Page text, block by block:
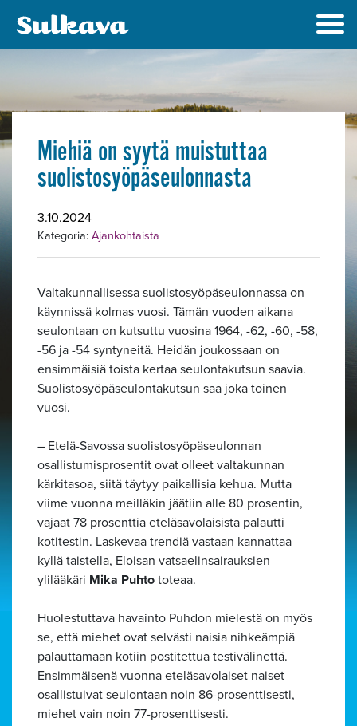
Miehiä on syytä muistuttaa
suolistosyöpäseulonnasta
3.10.2024
Kategoria:Ajankohtaista
Valtakunnallisessa suolistosyöpäseulonnassa on
käynnissä kolmas vuosi. Tämän vuoden aikana
seulontaan on kutsuttu vuosina 1964, -62, -60, -58,
-56 ja -54 syntyneitä. Heidän joukossaan on
ensimmäisiä toista kertaa seulontakutsun saavia.
Suolistosyöpäseulontakutsun saa joka toinen
vuosi.
– Etelä-Savossa suolistosyöpäseulonnan
osallistumisprosentit ovat olleet valtakunnan
kärkitasoa, siitä täytyy paikallisia kehua. Mutta
viime vuonna meilläkin jäätiin alle 80 prosentin,
vajaat 78 prosenttia eteläsavolaisista palautti
kotitestin. Laskevaa trendiä vastaan kannattaa
kyllä taistella, Eloisan vatsaelinsairauksien
ylilääkäri Mika Puhtototeaa.
Huolestuttava havainto Puhdon mielestä on myös
se, että miehet ovat selvästi naisia nihkeämpiä
palauttamaan kotiin postitettua testivälinettä.
Ensimmäisenä vuonna eteläsavolaiset naiset
osallistuivat seulontaan noin 86-prosenttisesti,
miehet vain noin 77-prosenttisesti.